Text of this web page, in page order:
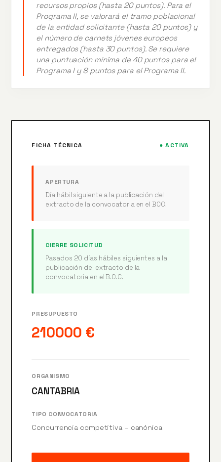
recursos propios (hasta 20 puntos). Para el
Programa II, se valorará el tramo poblacional
de la entidad solicitante (hasta 20 puntos) y
el número de carnets jóvenes europeos
entregados (hasta 30 puntos). Se requiere
una puntuación mínima de 40 puntos para el
Programa I y 8 puntos para el Programa II.
FICHA TÉCNICA ● ACTIVA
APERTURA
Día hábil siguiente a la publicación del
extracto de la convocatoria en el BOC.
CIERRE SOLICITUD
Pasados 20 días hábiles siguientes a la
publicación del extracto de la
convocatoria en el B.O.C.
PRESUPUESTO
210000 €
ORGANISMO
CANTABRIA
TIPO CONVOCATORIA
Concurrencia competitiva – canónica